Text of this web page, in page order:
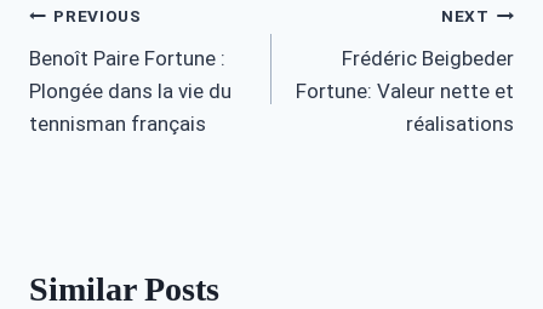
Post
navigation
PREVIOUS
Benoît Paire Fortune :
Plongée dans la vie du
tennisman français
NEXT
Frédéric Beigbeder
Fortune: Valeur nette et
réalisations
Similar Posts